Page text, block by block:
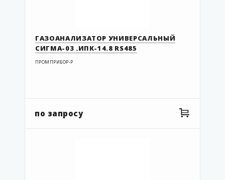
ГАЗОАНАЛИЗАТОР УНИВЕРСАЛЬНЫЙ
СИГМА-03 .ИПК-14.8 RS485
ПРОМПРИБОР-Р
по запросу